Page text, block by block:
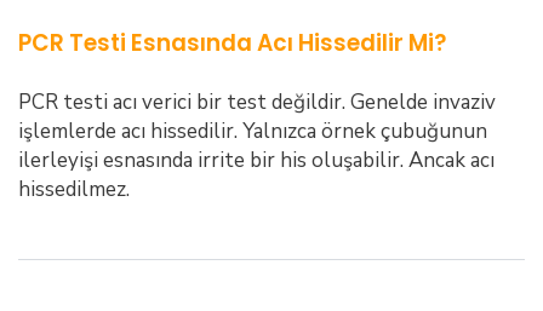
PCR Testi Esnasında Acı Hissedilir Mi?
PCR testi acı verici bir test değildir. Genelde invaziv
işlemlerde acı hissedilir. Yalnızca örnek çubuğunun
ilerleyişi esnasında irrite bir his oluşabilir. Ancak acı
hissedilmez.